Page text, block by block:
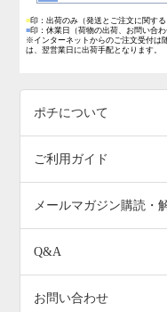
■印：出荷のみ （発送とご注文に関す
■印：休業日
（荷物の出荷、お問い合
※インターネットからのご注文受付は
は、翌営業日に出荷手配となります。
ポチについて
ご利用ガイド
メールマガジン購読・
Q&A
お問い合わせ